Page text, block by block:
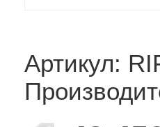
Артикул: